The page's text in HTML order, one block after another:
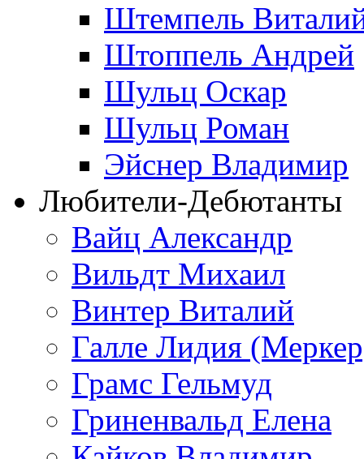
Штемпель
Штоппель Андрей
Шульц Оскар
Шульц Роман
Эйснер Владимир
Любители-Дебютанты
Вайц Александр
Вильдт Михаил
Винтер Виталий
Галле Лидия
Грамс Гельмуд
Гриненвальд Елена